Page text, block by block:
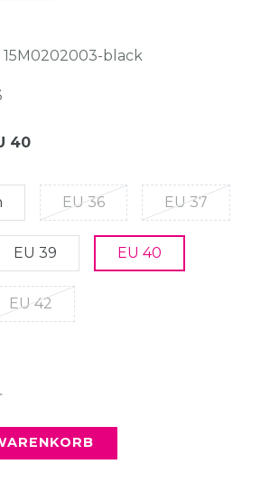
15M0202003-black
40
EU 36 EU 37
EU 39 EU 40
EU 42